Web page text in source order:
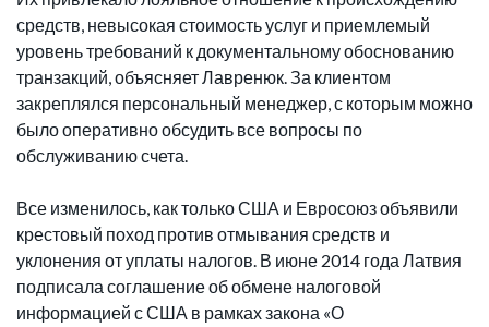
средств, невысокая стоимость услуг и приемлемый
уровень требований к документальному обоснованию
транзакций, объясняет Лавренюк. За клиентом
закреплялся персональный менеджер, с которым можно
было оперативно обсудить все вопросы по
обслуживанию счета.
Все изменилось, как только США и Евросоюз объявили
крестовый поход против отмывания средств и
уклонения от уплаты налогов. В июне 2014 года Латвия
подписала соглашение об обмене налоговой
информацией с США в рамках закона «О